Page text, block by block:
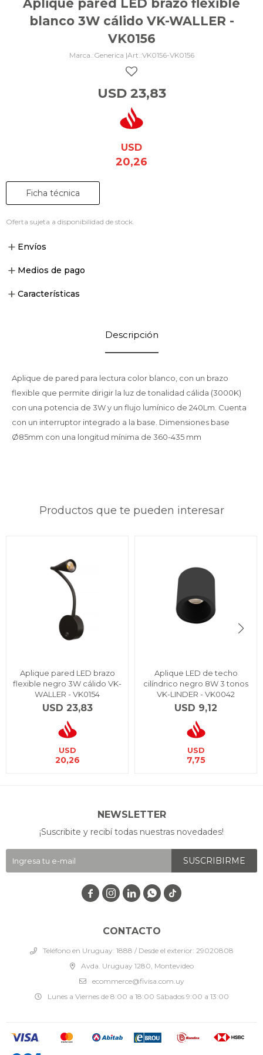
Aplique pared LED brazo flexible
blanco 3W cálido VK-WALLER -
VK0156
Generica | VK0156-VK0156
USD 23,83
USD
20,26
Ficha técnica
Oferta sujeta a disponibilidad de stock.
Envíos
Medios de pago
Características
Descripción
Aplique de pared para lectura color blanco, con un brazo
flexible que permite dirigir la luz de tonalidad cálida (3000K)
con una potencia de 3W y un flujo lumínico de 240Lm. Cuenta
con un interruptor integrado a la base. Dimensiones base
Ø85mm con una longitud mínima de 360-435 mm
Productos que te pueden interesar
Aplique pared LED brazo
flexible negro 3W cálido VK-
WALLER - VK0154
USD 23,83
USD
20,26
Aplique LED de techo
cilíndrico negro 8W 3 tonos
VK-LINDER - VK0042
USD 9,12
USD
7,75
CONTACTO
Teléfono en Uruguay: 1888 / Desde el exterior: 29020808
Avda. Uruguay 1280, Montevideo
ecommerce@fivisa.com.uy
Lunes a Viernes de 8:00 a 18:00 Sábados 9:00 a 13:00
NEWSLETTER
¡Suscribite y recibí todas nuestras novedades!
SUSCRIBIRME
   